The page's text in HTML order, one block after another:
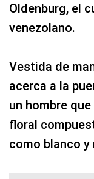
Oldenburg, el
venezolano.
Vestida de
acerca a la
un hombre
floral
como blanco y